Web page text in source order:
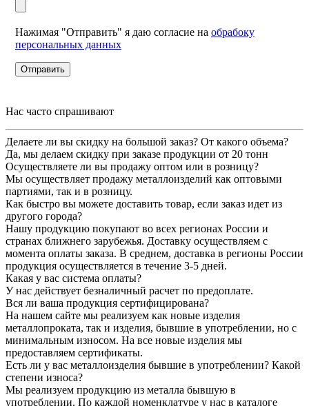
Нажимая "Отправить" я даю согласие на обрабоку
персональных данных
Нас часто спрашивают
Делаете ли вы скидку на большой заказ? От какого объема?
Да, мы делаем скидку при заказе продукции от 20 тонн
Осуществляете ли вы продажу оптом или в розницу?
Мы осуществляет продажу металлоизделий как оптовыми
партиями, так и в розницу.
Как быстро вы можете доставить товар, если заказ идет из
другого города?
Нашу продукцию покупают во всех регионах России и
странах ближнего зарубежья. Доставку осуществляем с
момента оплаты заказа. В среднем, доставка в регионы России
продукция осуществляется в течение 3-5 дней.
Какая у вас система оплаты?
У нас действует безналичный расчет по предоплате.
Вся ли ваша продукция сертифицирована?
На нашем сайте мы реализуем как новые изделия
металлопроката, так и изделия, бывшие в употреблении, но с
минимальным износом. На все новые изделия мы
предоставляем сертификаты.
Есть ли у вас металлоизделия бывшие в употреблении? Какой
степени износа?
Мы реализуем продукцию из металла бывшую в
употреблении. По каждой номенклатуре у нас в каталоге